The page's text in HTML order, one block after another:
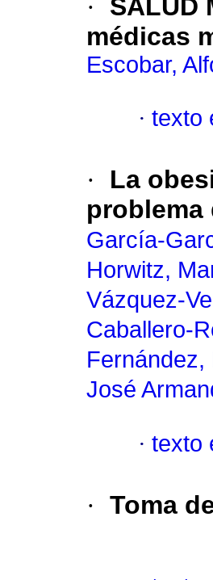
·
SALUD
médicas
Escobar,
· texto
·
La
García-
Horwitz,
Vázquez-
Caballero-
Fernández,
José
· texto
· Toma